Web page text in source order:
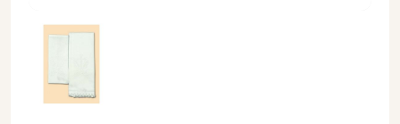
Bielizna kielichowa - 398 - Bawełna 100% - Bielizna